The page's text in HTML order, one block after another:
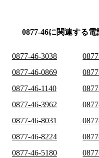
0877-46に関連する電
0877-46-3038
0877-46-0869
0877-46-1140
0877-46-3962
0877-46-8031
0877-46-8224
0877-46-5180